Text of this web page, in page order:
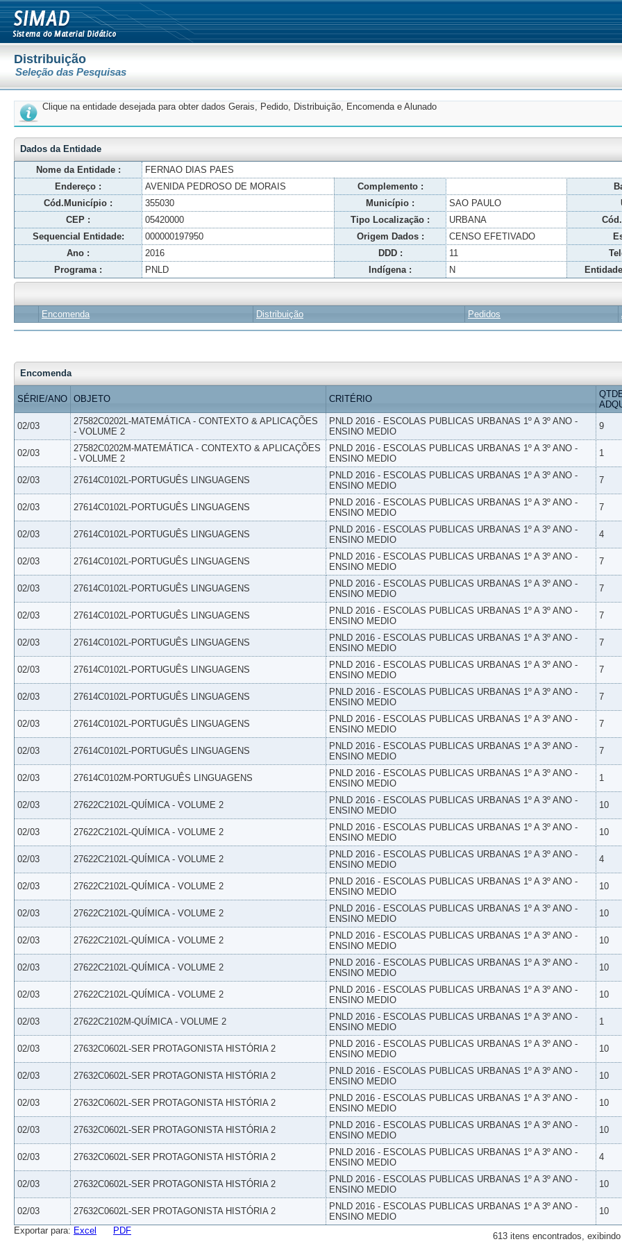
Distribuição
Seleção das Pesquisas
Clique na entidade desejada para obter dados Gerais, Pedido, Distribuição, Encomenda e Alunado
Dados da Entidade
Nome da Entidade :
FERNAO DIAS PAES
Endereço :
AVENIDA PEDROSO DE MORAIS Complemento :
Cód.Município :
355030 Município : SAO PAULO
CEP :
05420000 Tipo Localização : URBANA
Sequencial Entidade:
000000197950 Origem Dados : CENSO EFETIVADO
Ano :
2016 DDD : 11
Programa :
PNLD Indígena : N
Encomenda Distribuição Pedidos
Encomenda
SÉRIE/ANO OBJETO CRITÉRIO
02/03
27582C0202L-MATEMÁTICA - CONTEXTO & APLICAÇÕES
- VOLUME 2
PNLD 2016 - ESCOLAS PUBLICAS URBANAS 1º A 3º ANO -
ENSINO MEDIO
9
02/03
27582C0202M-MATEMÁTICA - CONTEXTO & APLICAÇÕES
- VOLUME 2
PNLD 2016 - ESCOLAS PUBLICAS URBANAS 1º A 3º ANO -
ENSINO MEDIO
1
02/03 27614C0102L-PORTUGUÊS LINGUAGENS
PNLD 2016 - ESCOLAS PUBLICAS URBANAS 1º A 3º ANO -
ENSINO MEDIO
7
02/03 27614C0102L-PORTUGUÊS LINGUAGENS
PNLD 2016 - ESCOLAS PUBLICAS URBANAS 1º A 3º ANO -
ENSINO MEDIO
7
02/03 27614C0102L-PORTUGUÊS LINGUAGENS
PNLD 2016 - ESCOLAS PUBLICAS URBANAS 1º A 3º ANO -
ENSINO MEDIO
4
02/03 27614C0102L-PORTUGUÊS LINGUAGENS
PNLD 2016 - ESCOLAS PUBLICAS URBANAS 1º A 3º ANO -
ENSINO MEDIO
7
02/03 27614C0102L-PORTUGUÊS LINGUAGENS
PNLD 2016 - ESCOLAS PUBLICAS URBANAS 1º A 3º ANO -
ENSINO MEDIO
7
02/03 27614C0102L-PORTUGUÊS LINGUAGENS
PNLD 2016 - ESCOLAS PUBLICAS URBANAS 1º A 3º ANO -
ENSINO MEDIO
7
02/03 27614C0102L-PORTUGUÊS LINGUAGENS
PNLD 2016 - ESCOLAS PUBLICAS URBANAS 1º A 3º ANO -
ENSINO MEDIO
7
02/03 27614C0102L-PORTUGUÊS LINGUAGENS
PNLD 2016 - ESCOLAS PUBLICAS URBANAS 1º A 3º ANO -
ENSINO MEDIO
7
02/03 27614C0102L-PORTUGUÊS LINGUAGENS
PNLD 2016 - ESCOLAS PUBLICAS URBANAS 1º A 3º ANO -
ENSINO MEDIO
7
02/03 27614C0102L-PORTUGUÊS LINGUAGENS
PNLD 2016 - ESCOLAS PUBLICAS URBANAS 1º A 3º ANO -
ENSINO MEDIO
7
02/03 27614C0102L-PORTUGUÊS LINGUAGENS
PNLD 2016 - ESCOLAS PUBLICAS URBANAS 1º A 3º ANO -
ENSINO MEDIO
7
02/03 27614C0102M-PORTUGUÊS LINGUAGENS
PNLD 2016 - ESCOLAS PUBLICAS URBANAS 1º A 3º ANO -
ENSINO MEDIO
1
02/03 27622C2102L-QUÍMICA - VOLUME 2
PNLD 2016 - ESCOLAS PUBLICAS URBANAS 1º A 3º ANO -
ENSINO MEDIO
10
02/03 27622C2102L-QUÍMICA - VOLUME 2
PNLD 2016 - ESCOLAS PUBLICAS URBANAS 1º A 3º ANO -
ENSINO MEDIO
10
02/03 27622C2102L-QUÍMICA - VOLUME 2
PNLD 2016 - ESCOLAS PUBLICAS URBANAS 1º A 3º ANO -
ENSINO MEDIO
4
02/03 27622C2102L-QUÍMICA - VOLUME 2
PNLD 2016 - ESCOLAS PUBLICAS URBANAS 1º A 3º ANO -
ENSINO MEDIO
10
02/03 27622C2102L-QUÍMICA - VOLUME 2
PNLD 2016 - ESCOLAS PUBLICAS URBANAS 1º A 3º ANO -
ENSINO MEDIO
10
02/03 27622C2102L-QUÍMICA - VOLUME 2
PNLD 2016 - ESCOLAS PUBLICAS URBANAS 1º A 3º ANO -
ENSINO MEDIO
10
02/03 27622C2102L-QUÍMICA - VOLUME 2
PNLD 2016 - ESCOLAS PUBLICAS URBANAS 1º A 3º ANO -
ENSINO MEDIO
10
02/03 27622C2102L-QUÍMICA - VOLUME 2
PNLD 2016 - ESCOLAS PUBLICAS URBANAS 1º A 3º ANO -
ENSINO MEDIO
10
02/03 27622C2102M-QUÍMICA - VOLUME 2
PNLD 2016 - ESCOLAS PUBLICAS URBANAS 1º A 3º ANO -
ENSINO MEDIO
1
02/03 27632C0602L-SER PROTAGONISTA HISTÓRIA 2
PNLD 2016 - ESCOLAS PUBLICAS URBANAS 1º A 3º ANO -
ENSINO MEDIO
10
02/03 27632C0602L-SER PROTAGONISTA HISTÓRIA 2
PNLD 2016 - ESCOLAS PUBLICAS URBANAS 1º A 3º ANO -
ENSINO MEDIO
10
02/03 27632C0602L-SER PROTAGONISTA HISTÓRIA 2
PNLD 2016 - ESCOLAS PUBLICAS URBANAS 1º A 3º ANO -
ENSINO MEDIO
10
02/03 27632C0602L-SER PROTAGONISTA HISTÓRIA 2
PNLD 2016 - ESCOLAS PUBLICAS URBANAS 1º A 3º ANO -
ENSINO MEDIO
10
02/03 27632C0602L-SER PROTAGONISTA HISTÓRIA 2
PNLD 2016 - ESCOLAS PUBLICAS URBANAS 1º A 3º ANO -
ENSINO MEDIO
4
02/03 27632C0602L-SER PROTAGONISTA HISTÓRIA 2
PNLD 2016 - ESCOLAS PUBLICAS URBANAS 1º A 3º ANO -
ENSINO MEDIO
10
02/03 27632C0602L-SER PROTAGONISTA HISTÓRIA 2
PNLD 2016 - ESCOLAS PUBLICAS URBANAS 1º A 3º ANO -
ENSINO MEDIO
10
613 itens encontrados,
Exportar para: Excel PDF